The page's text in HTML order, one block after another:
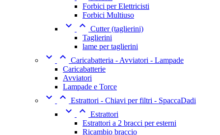
Forbici per Elettricisti
Forbici Multiuso
  Cutter (taglierini)
Taglierini
lame per taglierini
  Caricabatteria - Avviatori - Lampade
Caricabatterie
Avviatori
Lampade e Torce
  Estrattori - Chiavi per filtri - SpaccaDadi
  Estrattori
Estrattori a 2 bracci per esterni
Ricambio braccio